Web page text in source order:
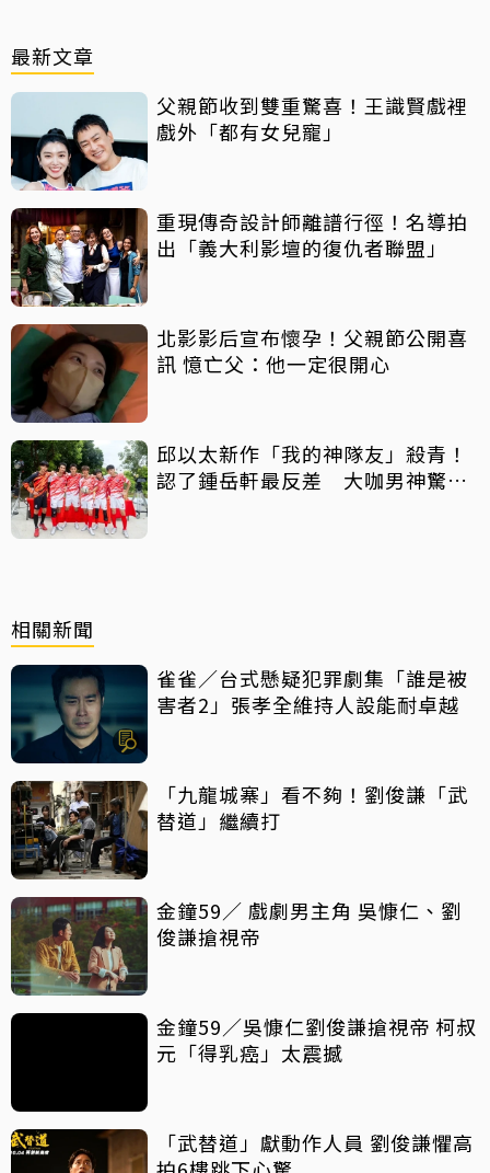
最新文章
父親節收到雙重驚喜！王識賢戲裡
戲外「都有女兒寵」
重現傳奇設計師離譜行徑！名導拍
出「義大利影壇的復仇者聯盟」
北影影后宣布懷孕！父親節公開喜
訊 憶亡父：他一定很開心
邱以太新作「我的神隊友」殺青！
認了鍾岳軒最反差 大咖男神驚喜
相關新聞
雀雀／台式懸疑犯罪劇集「誰是被
害者2」張孝全維持人設能耐卓越
「九龍城寨」看不夠！劉俊謙「武
替道」繼續打
金鐘59／ 戲劇男主角 吳慷仁、劉
俊謙搶視帝
金鐘59／吳慷仁劉俊謙搶視帝 柯叔
元「得乳癌」太震撼
「武替道」獻動作人員 劉俊謙懼高